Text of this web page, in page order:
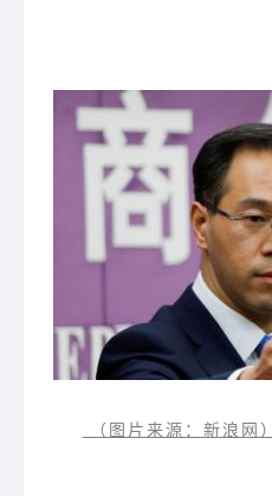
（图片来源：新浪网）